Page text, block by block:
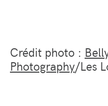
Crédit photo :
Photography/Les